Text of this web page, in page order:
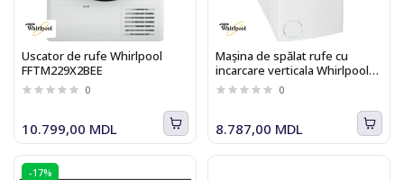
Uscator de rufe Whirlpool
FFTM229X2BEE
0
10.799,00 MDL
Maşina de spălat rufe cu
incarcare verticala Whirlpool
NTDLR 6040S PL/N
0
8.787,00 MDL
-17%